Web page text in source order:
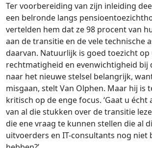
Ter voorbereiding van zijn inleiding
een belronde langs
vertelden hem dat ze 98 procent van
aan de transitie en de vele technische
daarvan. Natuurlijk is goed toezicht
rechtmatigheid en evenwichtigheid bij
naar het nieuwe stelsel belangrijk,
misgaan, stelt Van Olphen. Maar hij is
kritisch op de enge focus. ‘Gaat u écht
van al die stukken over de transitie
die ene vraag te kunnen stellen die al
uitvoerders en IT-consultants nog niet